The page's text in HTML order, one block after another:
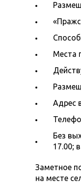
Места
Адрес
Без
17.00;
Заметное
на месте